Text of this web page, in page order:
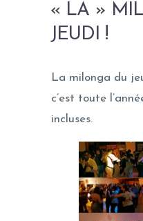
« LA »
JEUDI !
La milonga du
c’est toute
incluses.